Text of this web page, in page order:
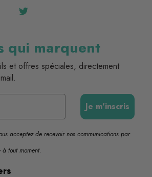
qui marquent
et offres spéciales, directement
Je m'inscris
acceptez de recevoir nos communications par
tout moment.